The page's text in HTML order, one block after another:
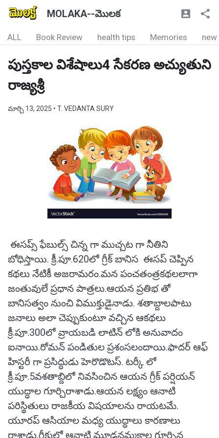
MOLAKA--మొలక
ALL Book Review health tips Memories new
పుస్తకాల విశేషాలు4 సేకరణ అచ్యుతుని
రాజ్యశ్రీ
మార్చి 13, 2025 • T. VEDANTA SURY
ఈసప్స్ ఫేబుల్స్ చిన్న గా ముచ్చట గా నీతిని
బోధిస్తాయి. క్రీ.పూ.620లో గ్రీక్ బానిస ఈసప్ చెప్పిన
కథలు నేటికీ అజరామరం.మన పంచతంత్రకథలలాగా
జంతువులే ప్రధాన పాత్రలు.ఆయన ప్రతిభ తో
బానిసత్వం నుంచి విముక్తుడైనాడు. శతాబ్దాలపాటు
జనాలు అలా చెప్పుకుంటూ వచ్చిన ఆకథలు
క్రీ.పూ.300లో వ్రాయబడి లాటిన్ లోకి అనువాదం
ఐనాయి.రోమన్ పండితుల ప్రశంసలందాయి.ఫాదర్ ఆఫ్
హిస్టరీ గా ప్రసిద్ధుడు హెరొడొటస్. టర్కీ లో
క్రీ.పూ.5వశతాబ్దిలో నివసించిన ఆయన గ్రీక్ పర్షియన్
యుద్ధాల గూర్చిరాశాడు.ఆయన లక్ష్యం ఆనాటి
పరిస్థితులు రాజకీయ విషయాలను రాయటమే.
యూరప్ ఆసియాల మధ్య యుద్ధాలు కారణాలు
రాశాడు.గ్రీకుల్లో ఆనాటి మూఢనమ్మకాల గూర్చిన